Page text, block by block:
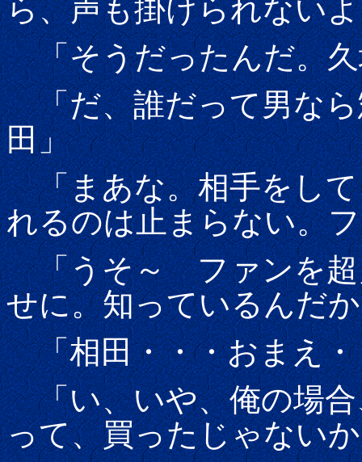
ら、声も掛けられない
「そうだったんだ。
「だ、誰だって男な
田」
「まあな。相手をして
れるのは止まらない。
「うそ～ ファンを超
せに。知っているんだ
「相田・・・おまえ・
「い、いや、俺の場合
って、買ったじゃない